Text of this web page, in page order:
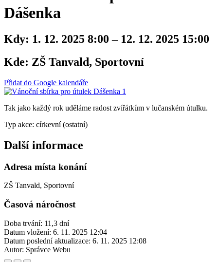
Dášenka
Kdy: 1. 12. 2025 8:00 – 12. 12. 2025 15:00
Kde: ZŠ Tanvald, Sportovní
Přidat do Google kalendáře
Tak jako každý rok uděláme radost zvířátkům v lučanském útulku.
Typ akce: církevní (ostatní)
Další informace
Adresa místa konání
ZŠ Tanvald, Sportovní
Časová náročnost
Doba trvání: 11,3 dní
Datum vložení: 6. 11. 2025 12:04
Datum poslední aktualizace: 6. 11. 2025 12:08
Autor: Správce Webu